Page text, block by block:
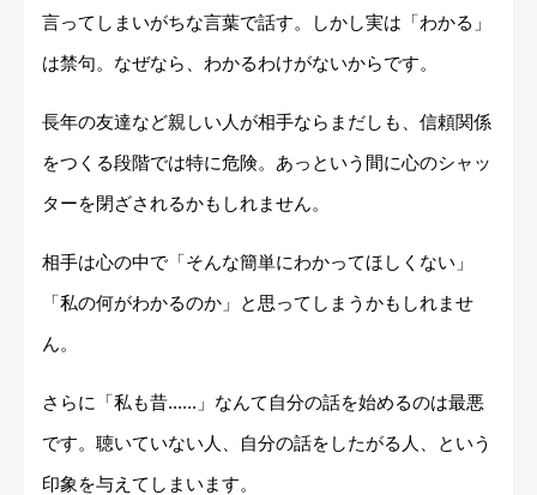
言ってしまいがちな言葉で話す。しかし実は「わかる」
は禁句。なぜなら、わかるわけがないからです。
長年の友達など親しい人が相手ならまだしも、信頼関係
をつくる段階では特に危険。あっという間に心のシャッ
ターを閉ざされるかもしれません。
相手は心の中で「そんな簡単にわかってほしくない」
「私の何がわかるのか」と思ってしまうかもしれませ
ん。
さらに「私も昔......」なんて自分の話を始めるのは最悪
です。聴いていない人、自分の話をしたがる人、という
印象を与えてしまいます。